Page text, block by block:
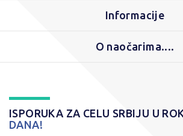
Informacije
O naočarima....
ISPORUKA ZA CELU SRBIJU U
DANA!